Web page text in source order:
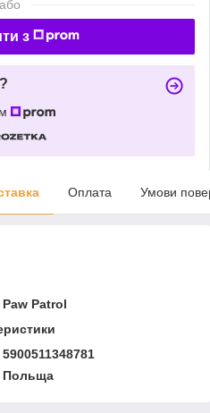
або
з
Оплата Умови
Paw Patrol
5900511348781
Польща